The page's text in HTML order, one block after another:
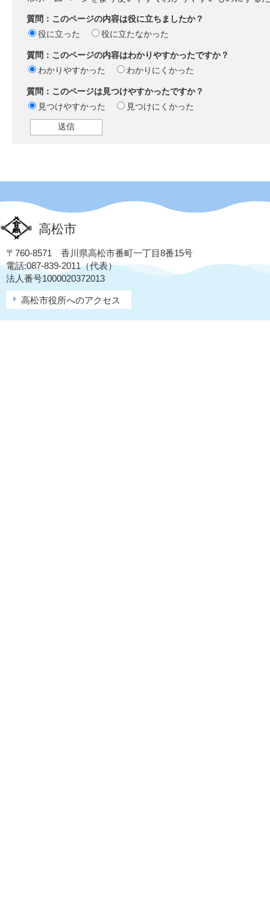
質問：このページの内容は役に立ちましたか？
役に立った
役に立たなかった
質問：このページの内容はわかりやすかったですか？
わかりやすかった
わかりにくかった
質問：このページは見つけやすかったですか？
見つけやすかった
見つけにくかった
高松市
〒760-8571 香川県高松市番町一丁目8番15号
電話:087-839-2011（代表）
法人番号1000020372013
高松市役所へのアクセス